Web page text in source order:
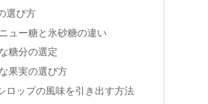
選び方
ュー糖と氷砂糖の違い
糖分の選定
果実の選び方
ロップの風味を引き出す方法